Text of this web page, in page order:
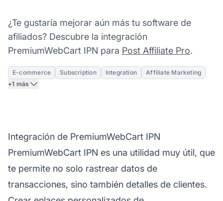
¿Te gustaría mejorar aún más tu software de
afiliados? Descubre la integración
PremiumWebCart IPN para Post Affiliate Pro.
E-commerce Subscription Integration
Affiliate Marketing
+1 más
Integración de PremiumWebCart IPN
PremiumWebCart IPN es una utilidad muy útil, que
te permite no solo rastrear datos de
transacciones, sino también detalles de clientes.